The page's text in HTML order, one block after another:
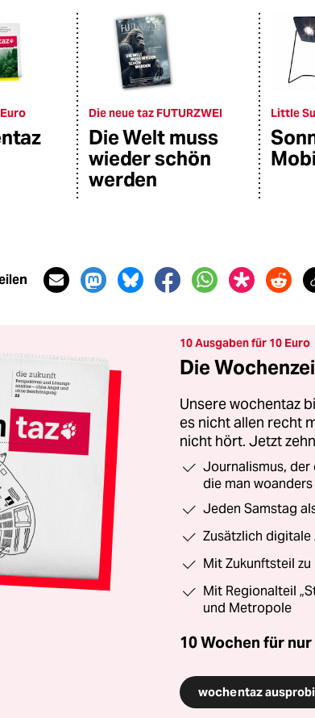
Die neue taz FUTURZWEI
Die Welt muss
wieder schön
werden
Little
10 Ausgaben für 10 Euro
Die
Unsere wochentaz
es nicht allen recht
nicht hört. Jetzt
Journalismus, der
die man
Jeden Samstag
Zusätzlich digitale
Mit Zukunftsteil zu
Mit Regionalteil
und Metropole
10 Wochen für nur
wochentaz